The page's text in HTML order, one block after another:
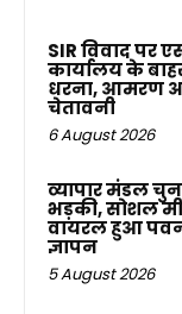
SIR विवाद पर
कार्यालय के
धरना, आमरण
चेतावनी
6 August 2026
व्यापार मंडल
भड़की, सोशल
वायरल हुआ
ज्ञापन
5 August 2026